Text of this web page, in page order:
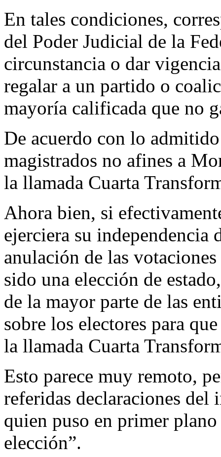
En tales condiciones,
del Poder Judicial de la
circunstancia o dar
regalar a un partido o
mayoría calificada que no
De acuerdo con lo
magistrados no afines a
la llamada Cuarta
Ahora bien, si
ejerciera su independencia
anulación de las
sido una elección de
de la mayor parte de las
sobre los electores para
la llamada Cuarta
Esto parece muy remoto,
referidas declaraciones
quien puso en primer
elección”.